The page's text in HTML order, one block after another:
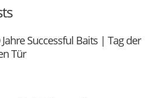
Jahre Successful Baits | Tag der
Tür